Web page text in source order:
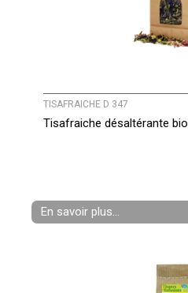
TISAFRAICHE D 347
Tisafraiche désaltérante bio
En savoir plus...